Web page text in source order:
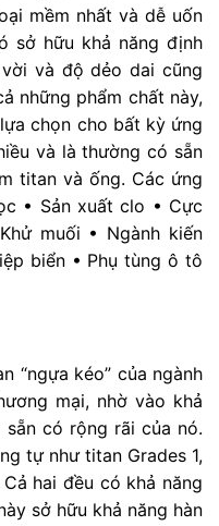
mềm nhất và dễ uốn
sở hữu khả năng định
và độ dẻo dai cũng
những phẩm chất này,
chọn cho bất kỳ ứng
và là thường có sẵn
titan và ống. Các ứng
• Sản xuất clo • Cực
muối • Ngành kiến
biển • Phụ tùng ô tô
“ngựa kéo” của ngành
mại, nhờ vào khả
có rộng rãi của nó.
tự như titan Grades 1,
hai đều có khả năng
sở hữu khả năng hàn